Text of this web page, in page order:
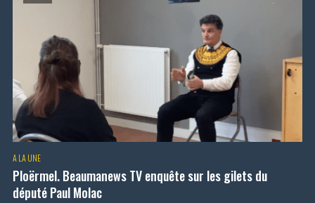
A LA UNE
Ploërmel. Beaumanews TV enquête sur les gilets du
député Paul Molac